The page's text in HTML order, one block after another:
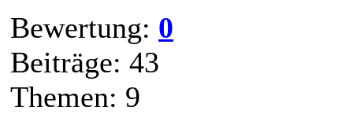
Bewertung: 0
Beiträge: 43
Themen: 9